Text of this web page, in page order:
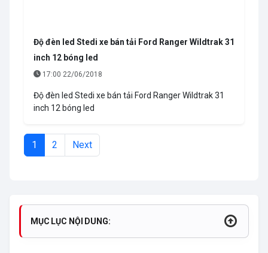
Độ đèn led Stedi xe bán tải Ford Ranger Wildtrak 31
inch 12 bóng led
17:00 22/06/2018
Độ đèn led Stedi xe bán tải Ford Ranger Wildtrak 31
inch 12 bóng led
1 2 Next
MỤC LỤC NỘI DUNG: